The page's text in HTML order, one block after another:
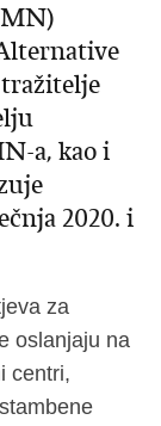
a, kao i
2020. i
za
oslanjaju na
centri,